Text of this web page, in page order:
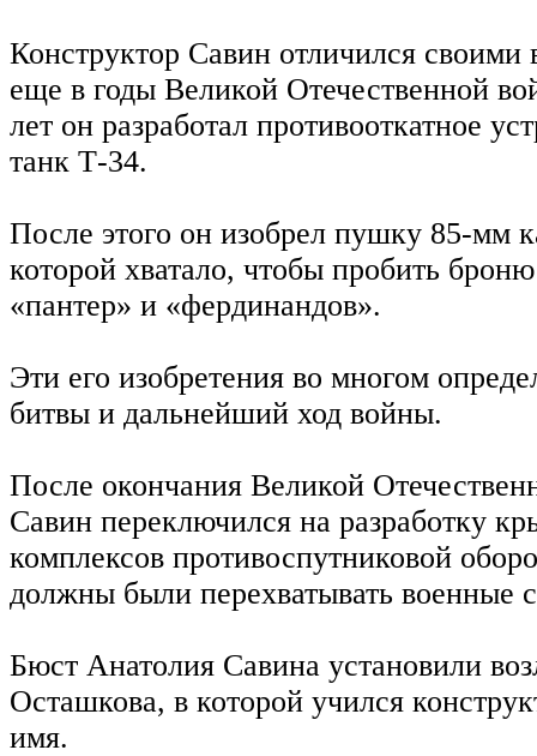
Конструктор Савин отличился
еще в годы Великой Отечественной
лет он разработал противооткатное
танк Т-34.
После этого он изобрел пушку 85-мм
которой хватало, чтобы пробить
«пантер» и «фердинандов».
Эти его изобретения во многом
битвы и дальнейший ход войны.
После окончания Великой
Савин переключился на разработку
комплексов противоспутниковой
должны были перехватывать военные
Бюст Анатолия Савина установили
Осташкова, в которой учился
имя.